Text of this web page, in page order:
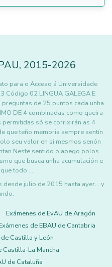
, 2015-2026
para o Acceso á Universidade
Código 02 LINGUA GALEGA E
preguntas de 25 puntos cada unha
DE 4 combinadas como queira
só se corrixirán as 4
que teño memoria sempre sentín
seu valor en si mesmos senón
Neste sentido o apego polos
que busca unha acumulación e
todo …
julio de 2015 hasta ayer... y
Exámenes de EvAU de Aragón
de EBAU de Cantabria
Castilla y León
Castilla-La Mancha
de Cataluña